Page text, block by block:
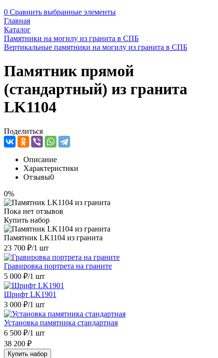
0 Сравнить выбранные элементы
Главная
Каталог
Памятники на могилу из гранита в СПБ
Вертикальные памятники на могилу из гранита в СПБ
Памятник прямой
(стандартный) из гранита
LK1104
Поделиться
Описание
Характеристики
Отзывы0
0%
Пока нет отзывов
Купить набор
Памятник LK1104 из гранита
23 700 ₽/1 шт
Гравировка портрета на граните
5 000 ₽/1 шт
Шрифт LK1901
3 000 ₽/1 шт
Установка памятника стандартная
6 500 ₽/1 шт
38 200 ₽
Купить набор